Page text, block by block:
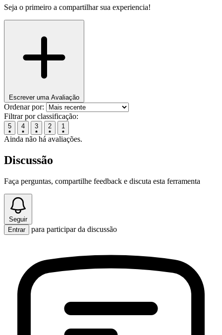
Seja o primeiro a compartilhar sua experiencia!
Escrever uma Avaliação
Ordenar por:
Filtrar por classificação:
5 4 3 2 1
Ainda não há avaliações.
Discussão
Faça perguntas, compartilhe feedback e discuta esta ferramenta
Seguir
Entrar
para participar da discussão